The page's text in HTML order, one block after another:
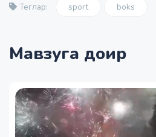
Теглар: sport boks
Мавзуга доир